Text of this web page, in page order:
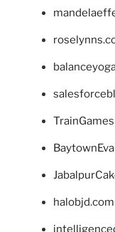
halobjd.com